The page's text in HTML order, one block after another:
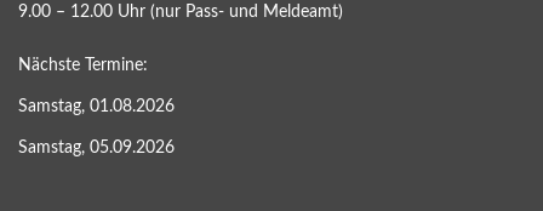
9.00 – 12.00 Uhr (nur Pass- und Meldeamt)
Nächste Termine:
Samstag, 01.08.2026
Samstag, 05.09.2026